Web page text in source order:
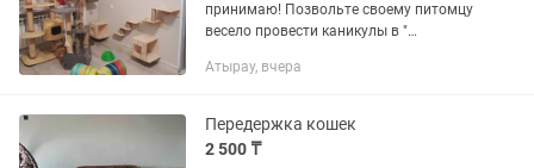
принимаю! Позвольте своему питомцу
весело провести каникулы в "
8 лет ) Принимаю только
Передержка...
Атырау, вчера
Передержка кошек
2 500 ₸